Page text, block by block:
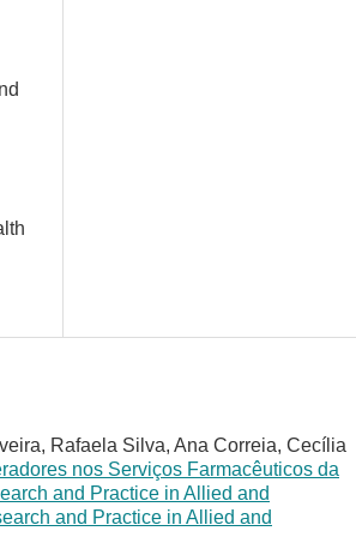
Rafaela Silva, Ana Correia, Cecília
nos Serviços Farmacêuticos da
and Practice in Allied and
and Practice in Allied and